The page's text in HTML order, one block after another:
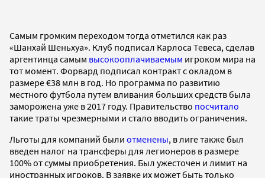
Самым громким переходом тогда отметился как раз
«Шанхай Шеньхуа». Клуб подписал Карлоса Тевеса, сделав
аргентинца самым высокооплачиваемым игроком мира на
тот момент. Форвард подписал контракт с окладом в
размере €38 млн в год. Но программа по развитию
местного футбола путем вливания больших средств была
заморожена уже в 2017 году. Правительство посчитало
такие траты чрезмерными и стало вводить ограничения.
Льготы для компаний были отменены, в лиге также был
введен налог на трансферы для легионеров в размере
100% от суммы приобретения. Был ужесточен и лимит на
иностранных игроков. В заявке их может быть только